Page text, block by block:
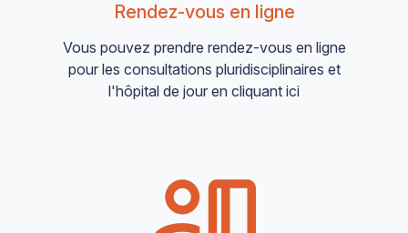
Rendez-vous en ligne
Vous pouvez prendre rendez-vous en ligne
pour les consultations pluridisciplinaires et
l'hôpital de jour en cliquant ici